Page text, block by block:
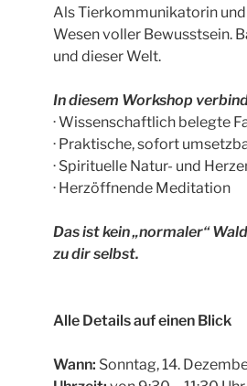
Als Tierkommunikatorin
Wesen voller Bewusstsein.
und dieser Welt.
In diesem Workshop
· Wissenschaftlich belegte
· Praktische, sofort
· Spirituelle Natur- und
· Herzöffnende Meditation
Das ist kein „normaler“
zu dir selbst.
Alle Details auf einen Blick
Wann: Sonntag, 14.